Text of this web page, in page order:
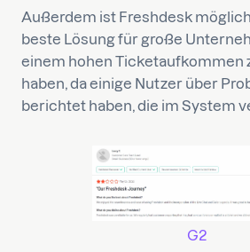
Außerdem ist Freshdesk
beste Lösung für große
einem hohen Ticketaufkommen
haben, da einige Nutzer über
berichtet haben, die im System
G2